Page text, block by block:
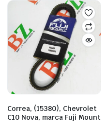
Correa, (15380), Chevrolet
C10 Nova, marca Fuji Mount